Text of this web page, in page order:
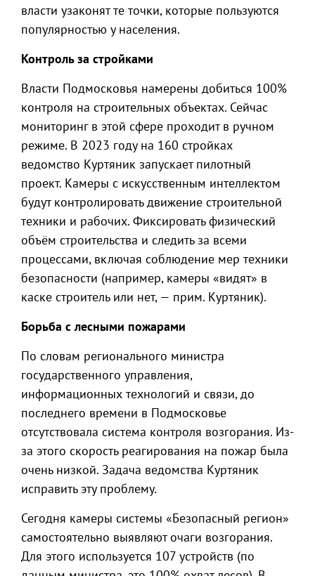
власти узаконят те точки, которые пользуются
популярностью у населения.
Контроль за стройками
Власти Подмосковья намерены добиться 100%
контроля на строительных объектах. Сейчас
мониторинг в этой сфере проходит в ручном
режиме. В 2023 году на 160 стройках
ведомство Куртяник запускает пилотный
проект. Камеры с искусственным интеллектом
будут контролировать движение строительной
техники и рабочих. Фиксировать физический
объём строительства и следить за всеми
процессами, включая соблюдение мер техники
безопасности (например, камеры «видят» в
каске строитель или нет, — прим. Куртяник).
Борьба с лесными пожарами
По словам регионального министра
государственного управления,
информационных технологий и связи, до
последнего времени в Подмосковье
отсутствовала система контроля возгорания. Из-
за этого скорость реагирования на пожар была
очень низкой. Задача ведомства Куртяник
исправить эту проблему.
Сегодня камеры системы «Безопасный регион»
самостоятельно выявляют очаги возгорания.
Для этого используется 107 устройств (по